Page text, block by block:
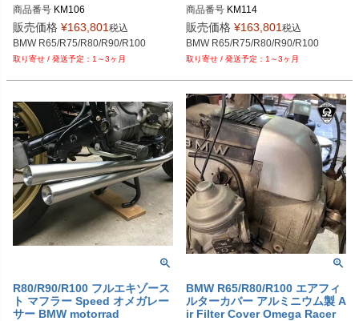
商品番号 KM106
BMW R80/R90/R100 - Full Exhaust
System "Peashooter"
販売価格 ¥163,801税込
BMW R65/R75/R80/R90/R100
1～3ヶ月
商品番号 KM114
BMW R80/R90/R100 - Full Exhaust
System "Shorty"
販売価格 ¥163,801税込
BMW R65/R75/R80/R90/R100
1～3ヶ月
R80/R90/R100 フルエキゾース
ト マフラー Speed オメガレー
サー BMW motorrad
BMW R65/R80/R100 エアフィ
ルターカバー アルミニウム製 A
ir Filter Cover Omega Racer